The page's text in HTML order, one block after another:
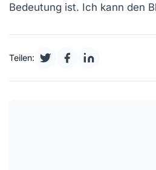
Bedeutung ist. Ich kann den
Teilen: